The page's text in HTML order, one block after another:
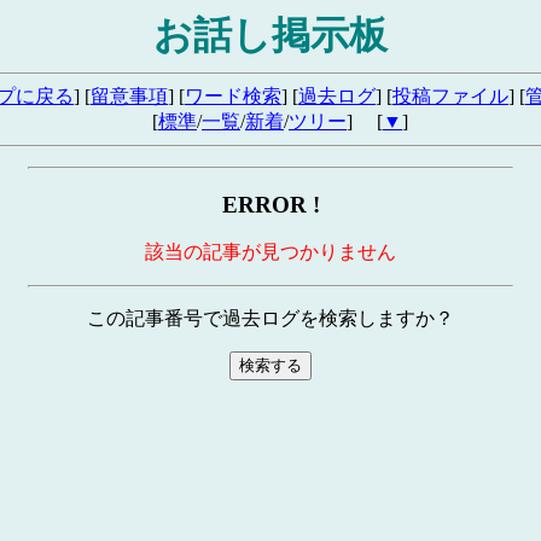
お話し掲示板
に戻る] [留意事項] [ワード検索] [過去ログ] [投稿ファイル] [
[標準/一覧/新着/ツリー] [▼]
ERROR !
該当の記事が見つかりません
この記事番号で過去ログを検索しますか？